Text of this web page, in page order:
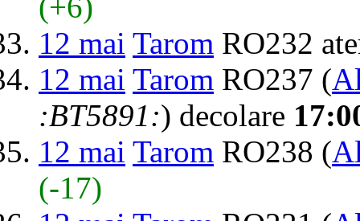
12 mai Tarom RO232
12 mai Tarom RO237 (
:BT5891:) decolare
12 mai Tarom RO238 (
(-17)